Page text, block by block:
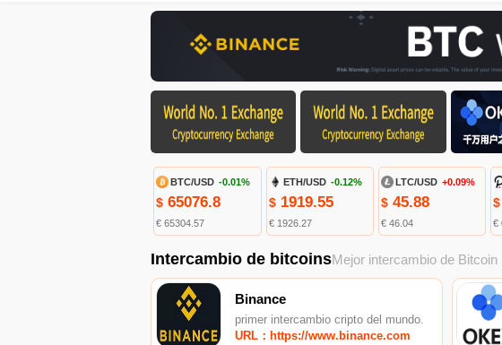
BTC/USD -0.01%
$ 65076.8
€ 65304.57
ETH/USD -0.12%
$1919.55
€ 1926.27
LTC/USD +0.09%
$45.88
€ 46.04
$
€
Intercambio de bitcoinsMejor intercambio de Bitcoin
Binance
primer intercambio cripto del mundo.
URL：https://www.binance.com